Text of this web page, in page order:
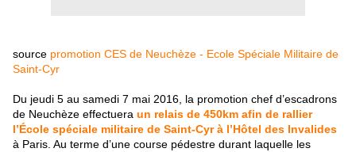
source promotion CES de Neuchèze - Ecole Spéciale Militaire de
Saint-Cyr
Du jeudi 5 au samedi 7 mai 2016, la promotion chef d’escadrons
de Neuchèze effectuera un relais de 450km afin de rallier
l’École spéciale militaire de Saint-Cyr à l’Hôtel des Invalides
à Paris. Au terme d’une course pédestre durant laquelle les